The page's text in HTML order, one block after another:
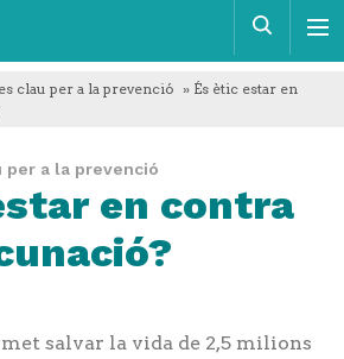
clau per a la prevenció » És ètic estar en
per a la prevenció
en contra
salvar la vida de 2,5 milions